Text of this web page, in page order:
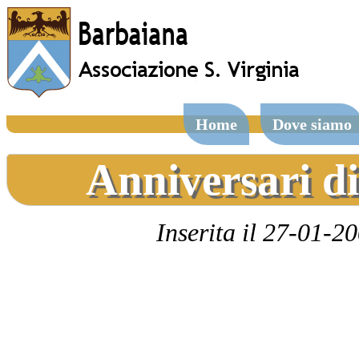
Home Dove siamo
Anniversari
Inserita il 27-01-